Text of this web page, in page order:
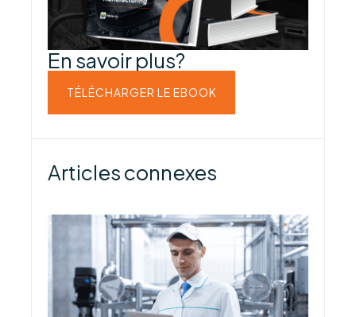
En savoir plus?
TÉLÉCHARGER LE EBOOK
Articles connexes